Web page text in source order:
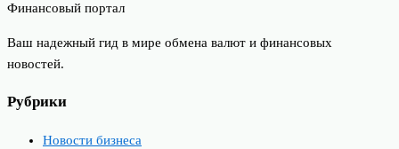
Финансовый портал
Ваш надежный гид в мире обмена валют и финансовых
новостей.
Рубрики
Новости бизнеса